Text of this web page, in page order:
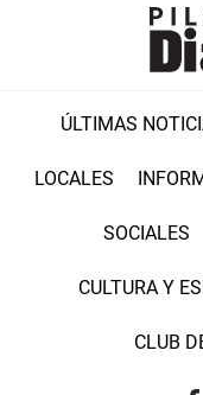
ÚLTIMAS
LOCALES
SOCIALES
CULTURA Y
CLUB